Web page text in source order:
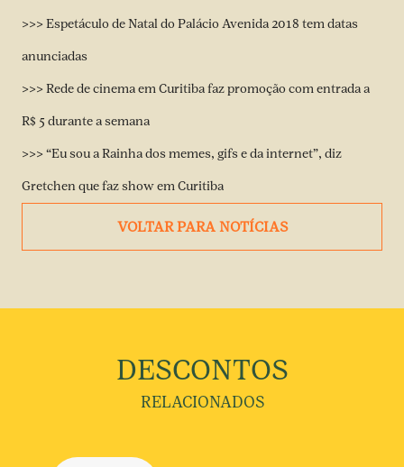
>>> Espetáculo de Natal do Palácio Avenida 2018 tem datas
anunciadas
>>> Rede de cinema em Curitiba faz promoção com entrada a
R$ 5 durante a semana
>>> “Eu sou a Rainha dos memes, gifs e da internet”, diz
Gretchen que faz show em Curitiba
VOLTAR PARA NOTÍCIAS
DESCONTOS
RELACIONADOS